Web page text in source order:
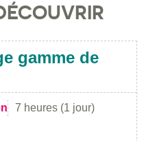
gamme de
7 heures (1 jour)